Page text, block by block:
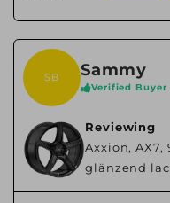
SB Sammy
Verified Buyer
Reviewing
Axxion, AX7,
glänzend